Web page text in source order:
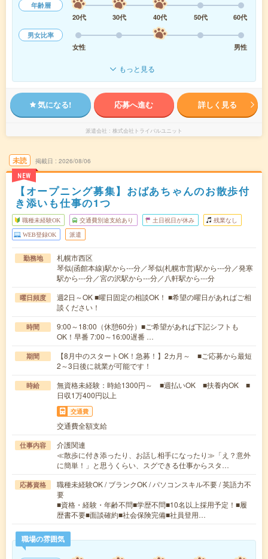
年齢層
20代
30代 40代 50代
60代
男女比率
女性
男性
もっと見る
気になる! 応募へ進む 詳しく見る
派遣会社 株式会社トライバルユニット
未読
NEW
掲載日 2026/08/06
【オープニング募集】おばあちゃんのお散歩付
き添いも仕事の1つ
職種未経験OK 交通費別途支給あり 土日祝日が休み 残業なし
WEB登録OK 派遣
勤務地
札幌市西区
琴似(函館本線)駅から---分／琴似(札幌市営)駅から---分／発寒
駅から---分／宮の沢駅から---分／八軒駅から---分
曜日頻度
週2日～OK ■曜日固定の相談OK！ ■希望の曜日があればご相
談ください！
時間
9:00～18:00（休憩60分）■ご希望があれば下記シフトも
OK！早番 7:00～16:00遅番 …
期間
【8月中のスタートOK！急募！】2カ月～ ■ご応募から最短
2～3日後に就業が可能です！
時給
無資格未経験：時給1300円～ ■週払いOK ■扶養内OK ■
日収1万400円以上
交通費
交通費全額支給
仕事内容
介護関連
≪散歩に付き添ったり、お話し相手になったり≫「え？意外
に簡単！」と思うくらい、スグできる仕事からスタ…
応募資格
職種未経験OK / ブランクOK / パソコンスキル不要 / 英語力不
要
■資格・経験・年齢不問■学歴不問■10名以上採用予定！■履
歴書不要■面談確約■社会保険完備■社員登用…
職場の雰囲気